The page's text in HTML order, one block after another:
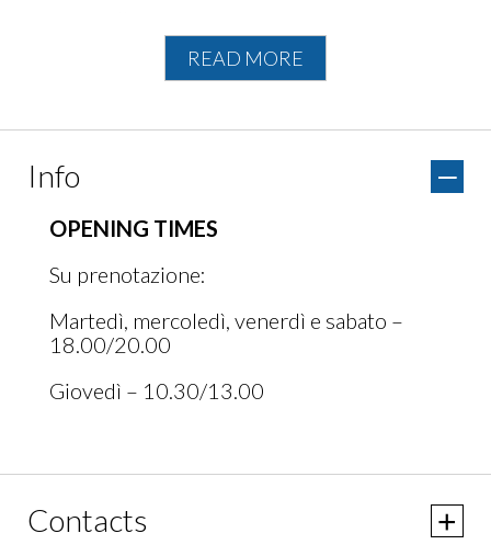
Nel 2008 cambia nome: da Vittoria (moglie
e costruì l'edificio) aFrancesco Paolo Tosti,
musicista e compositore ortonese.
rilevanza nazionale (visita il sito web per
scoprire tutti gli eventi in calendario).
VAI AL SITO
READ MORE
Info
OPENING TIMES
Su prenotazione:
Martedì, mercoledì, venerdì e sabato –
18.00/20.00
Giovedì – 10.30/13.00
Contacts